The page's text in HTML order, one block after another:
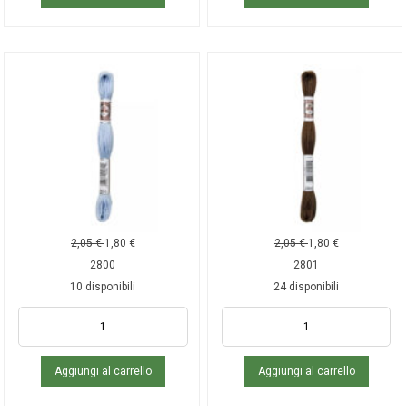
2,05€ 1,80 €
2800
10 disponibili
Aggiungi al carrello
2,05€ 1,80 €
2801
24 disponibili
Aggiungi al carrello